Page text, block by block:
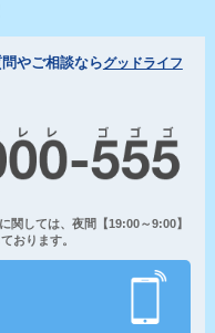
やご相談ならグッドライフ
関しては、夜間【19:00～9:00】
おります。